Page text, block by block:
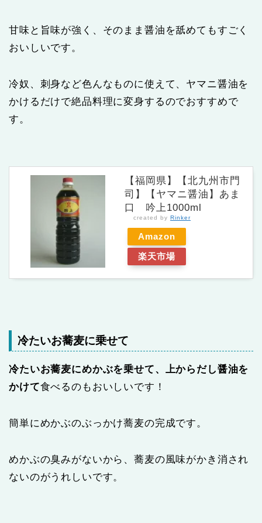
甘味と旨味が強く、そのまま醤油を舐めてもすごく
おいしいです。
冷奴、刺身など色んなものに使えて、ヤマニ醤油を
かけるだけで絶品料理に変身するのでおすすめで
す。
【福岡県】【北九州市門
司】【ヤマニ醤油】あま
口 吟上1000ml
created by Rinker
Amazon
楽天市場
冷たいお蕎麦に乗せて
冷たいお蕎麦にめかぶを乗せて、上からだし醤油を
かけて食べるのもおいしいです！
簡単にめかぶのぶっかけ蕎麦の完成です。
めかぶの臭みがないから、蕎麦の風味がかき消され
ないのがうれしいです。